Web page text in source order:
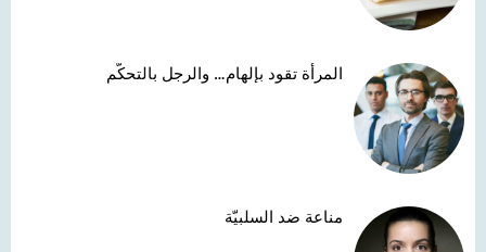
المرأة تقود بإلهام… والرجل بالتحكّم
مناعة ضد السلبيّة